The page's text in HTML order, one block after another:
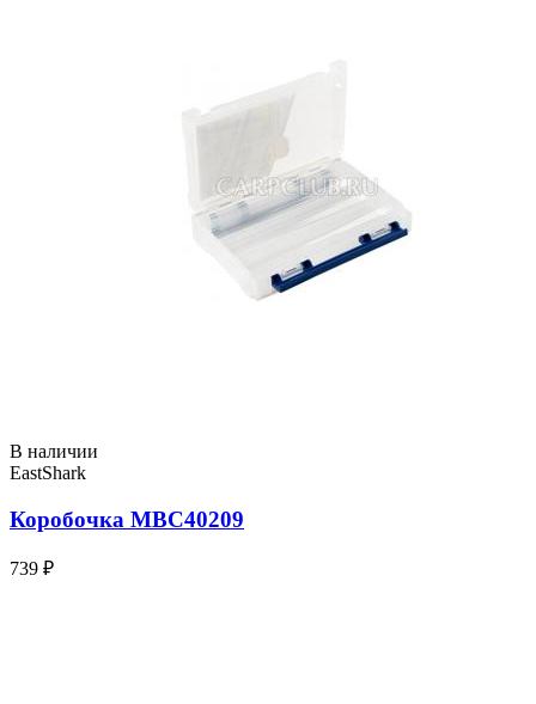
В наличии
EastShark
Коробочка MBC40209
739 ₽